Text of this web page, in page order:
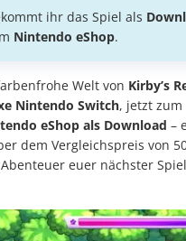
ihr das Spiel als
Nintendo eShop.
Welt von Kirby’s
Nintendo Switch, jetzt zum
eShop als Download –
dem Vergleichspreis von
euer nächster